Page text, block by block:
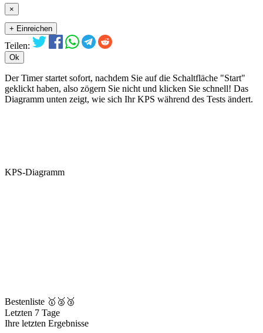
×
+ Einreichen
Teilen:
Ok
Der Timer startet sofort, nachdem Sie auf die Schaltfläche "Start"
geklickt haben, also zögern Sie nicht und klicken Sie schnell! Das
Diagramm unten zeigt, wie sich Ihr KPS während des Tests ändert.
KPS-Diagramm
Bestenliste 🥇🥈🥉
Letzten 7 Tage
Ihre letzten Ergebnisse